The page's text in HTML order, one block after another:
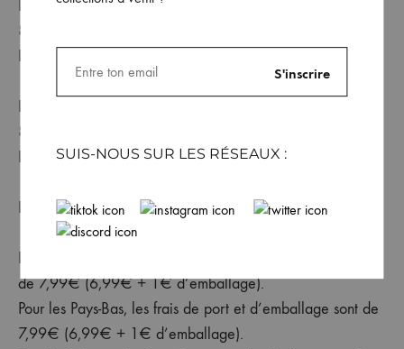
Pour la Grèce, les frais de port et d’emballage sont de
8,99€ (7,99€ + 1€ d’emballage).
Pour la Hongrie, les frais de port et d’emballage sont de
13,99€ (12,99€ + 1€ d’emballage).
Pour l’Italie, les frais de port et d’emballage sont de
8,99€ (7,99€ + 1€ d’emballage).
Pour la Lettonie, les frais de port et d’emballage sont de
Pour la Lituanie, les frais de port et d’emballage sont de
12,99€ (11,99€ + 1€ d’emballage).
Pour le Luxembourg, les frais de port et d’emballage sont
de 7,99€ (6,99€ + 1€ d’emballage).
Pour les Pays-Bas, les frais de port et d’emballage sont de
7,99€ (6,99€ + 1€ d’emballage).
SUIS-NOUS SUR LES RÉSEAUX :